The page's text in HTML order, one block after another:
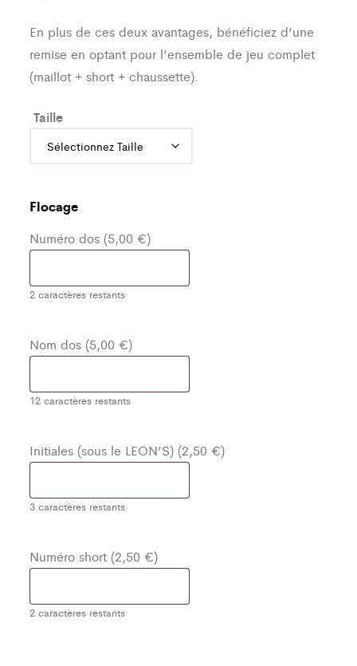
En plus de ces deux avantages, bénéficiez d’une
remise en optant pour l’ensemble de jeu complet
(maillot + short + chaussette).
Taille
Flocage
Numéro dos (5,00 €)
2 caractères restants
Nom dos (5,00 €)
12 caractères restants
Initiales (sous le LEON’S) (2,50 €)
3 caractères restants
Numéro short (2,50 €)
2 caractères restants